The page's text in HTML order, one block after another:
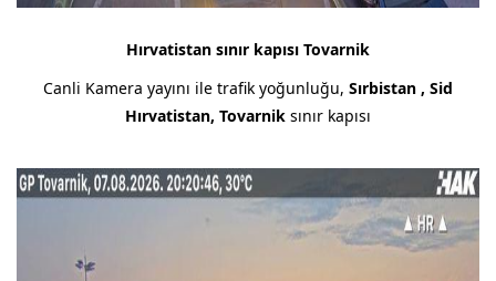
Hırvatistan sınır kapısı Tovarnik
Canli Kamera yayını ile trafik yoğunluğu, Sırbistan , Sid
Hırvatistan, Tovarnik sınır kapısı